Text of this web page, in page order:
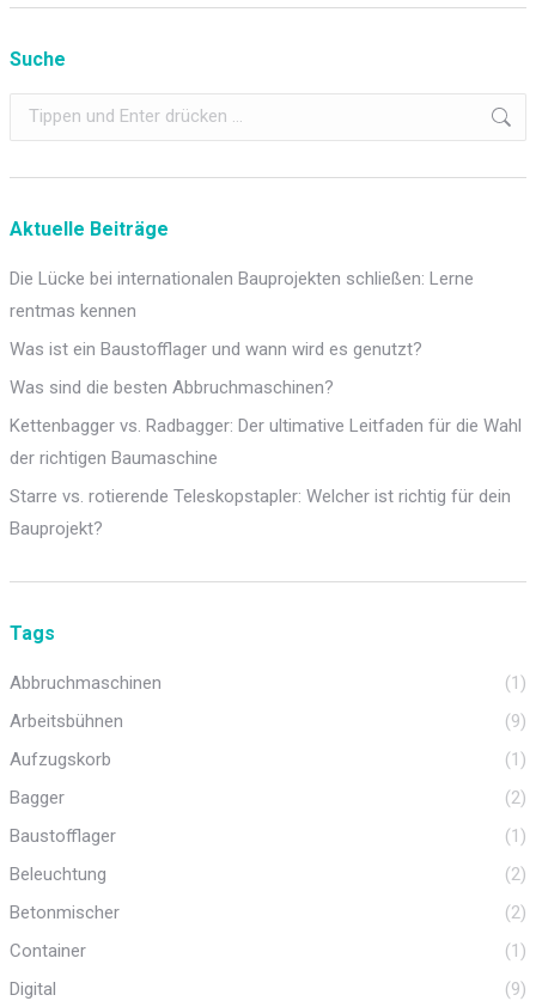
Suche
Search:
Aktuelle Beiträge
Die Lücke bei internationalen Bauprojekten schließen: Lerne
rentmas kennen
Was ist ein Baustofflager und wann wird es genutzt?
Was sind die besten Abbruchmaschinen?
Kettenbagger vs. Radbagger: Der ultimative Leitfaden für die Wahl
der richtigen Baumaschine
Starre vs. rotierende Teleskopstapler: Welcher ist richtig für dein
Bauprojekt?
Tags
Abbruchmaschinen
(1)
Arbeitsbühnen
(9)
Aufzugskorb
(1)
Bagger
(2)
Baustofflager
(1)
Beleuchtung
(2)
Betonmischer
(2)
Container
(1)
Digital
(9)